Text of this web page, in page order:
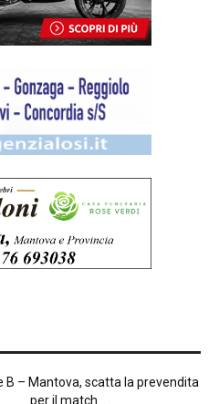
B – Mantova, scatta la prevendita
per il match...